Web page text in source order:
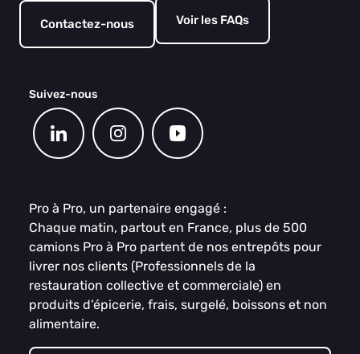
Contactez-nous Voir les FAQs
Suivez-nous
Pro à Pro, un partenaire engagé :
Chaque matin, partout en France, plus de 500
camions Pro à Pro partent de nos entrepôts pour
livrer nos clients (Professionnels de la
restauration collective et commerciale) en
produits d’épicerie, frais, surgelé, boissons et non
alimentaire.